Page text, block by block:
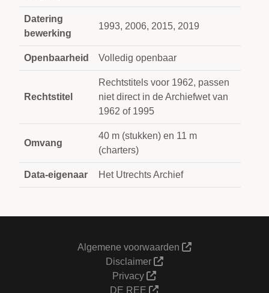
Datering
bewerking
1993, 2006, 2015, 2019
Openbaarheid Volledig openbaar
Rechtstitel
Rechtstitels voor 1962, passen
niet direct in de Archiefwet van
1962 of 1995
Omvang
40 m (stukken) en 11 m
(charters)
Data-eigenaar Het Utrechts Archief
Algemene voorwaarden
Disclaimer
Privacy
DE REE